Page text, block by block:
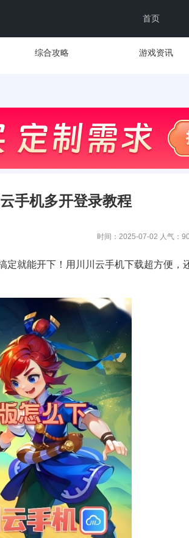
首页
综合攻略 游戏资讯
手机多开登录教程
时间：2025-07-02 人气：
定就能开下！用川川云手机下载超方便，